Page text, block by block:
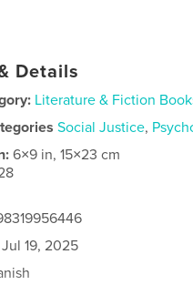
Details
Literature & Fiction
Social Justice,
6×9 in, 15×23 cm
Jul 19, 2025